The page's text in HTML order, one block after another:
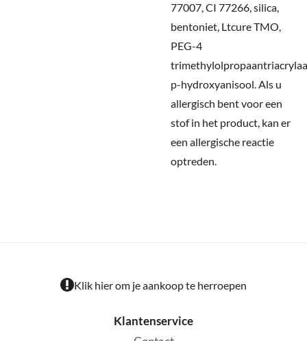
77007, CI 77266, silica,
bentoniet, Ltcure TMO,
PEG-4
p-hydroxyanisool.Als u
allergisch bent voor een
stof in het product, kan er
een allergische reactie
optreden.
Klik hier om je aankoop te herroepen
Klantenservice